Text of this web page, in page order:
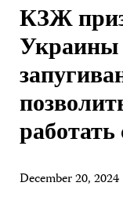
КЗЖ
Украины
December 20,